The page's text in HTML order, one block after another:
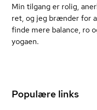
Min tilgang er rolig,
ret, og jeg brænder for
finde mere balance, ro
yogaen.
Populære links